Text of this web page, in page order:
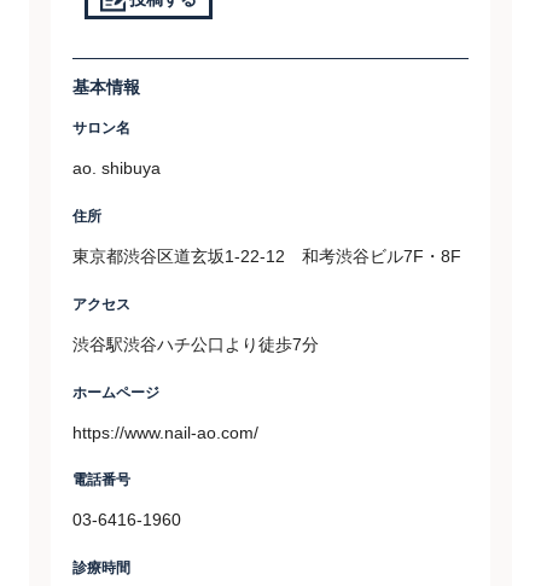
基本情報
サロン名
ao. shibuya
住所
東京都渋谷区道玄坂1-22-12 和考渋谷ビル7F・8F
アクセス
渋谷駅渋谷ハチ公口より徒歩7分
ホームページ
https://www.nail-ao.com/
電話番号
03-6416-1960
診療時間